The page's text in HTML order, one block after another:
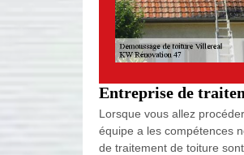
Entreprise de
Lorsque vous allez
équipe a les compétences
de traitement de toiture